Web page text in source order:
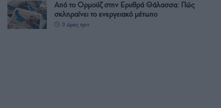
Από το Ορμούζ στην Ερυθρά Θάλασσα: Πώς
σκληραίνει το ενεργειακό μέτωπο
3 ώρες πριν